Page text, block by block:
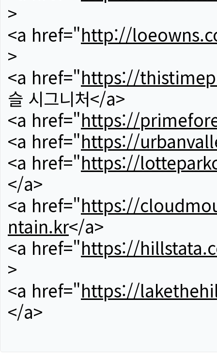
>
<a href="http://
>
<a href="https://
슬 시그니처</a>
<a href="https://
<a href="https://
<a href="https://
</a>
<a href="https://
ntain.kr</a>
<a href="https://
>
<a href="https://
</a>